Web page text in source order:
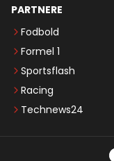
PARTNERE
Fodbold
Formel 1
Sportsflash
Racing
Technews24